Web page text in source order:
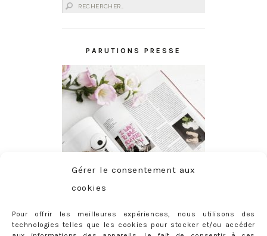
Gérer le consentement aux
cookies
Pour offrir les meilleures expériences, nous utilisons des
technologies telles que les cookies pour stocker et/ou accéder
Rechercher :
PARUTIONS PRESSE